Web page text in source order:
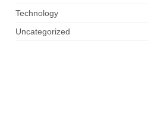
Technology
Uncategorized